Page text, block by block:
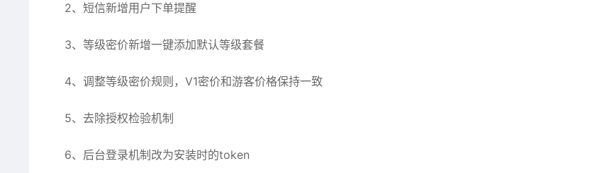
2、短信新增用户下单提醒
3、等级密价新增一键添加默认等级套餐
4、调整等级密价规则，V1密价和游客价格保持一致
5、去除授权检验机制
6、后台登录机制改为安装时的token